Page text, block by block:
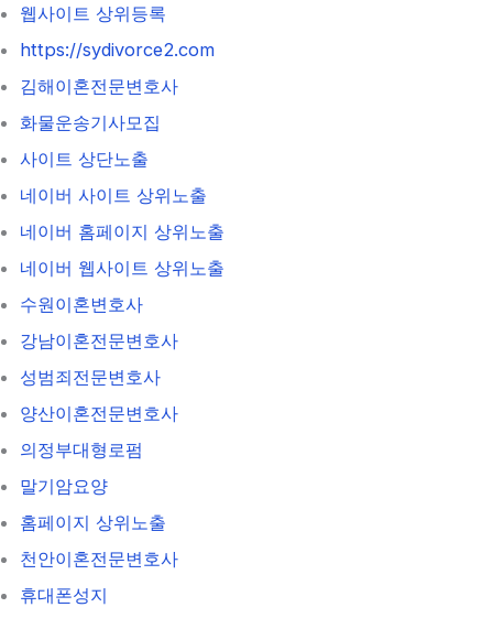
웹사이트 상위등록
https://sydivorce2.com
김해이혼전문변호사
화물운송기사모집
사이트 상단노출
네이버 사이트 상위노출
네이버 홈페이지 상위노출
네이버 웹사이트 상위노출
수원이혼변호사
강남이혼전문변호사
성범죄전문변호사
양산이혼전문변호사
의정부대형로펌
말기암요양
홈페이지 상위노출
천안이혼전문변호사
휴대폰성지